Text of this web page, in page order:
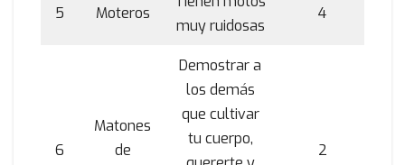
5 Moteros
muy ruidosas
4
6
Matones
de
Demostrar a
los demás
que cultivar
tu cuerpo,
2